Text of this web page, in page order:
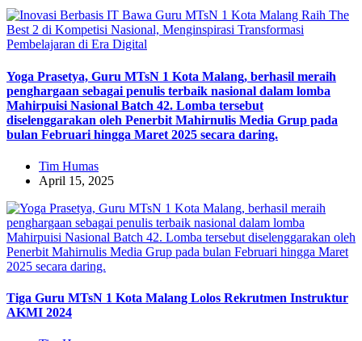
Yoga Prasetya, Guru MTsN 1 Kota Malang, berhasil meraih
penghargaan sebagai penulis terbaik nasional dalam lomba
Mahirpuisi Nasional Batch 42. Lomba tersebut
diselenggarakan oleh Penerbit Mahirnulis Media Grup pada
bulan Februari hingga Maret 2025 secara daring.
Tim Humas
April 15, 2025
Tiga Guru MTsN 1 Kota Malang Lolos Rekrutmen Instruktur
AKMI 2024